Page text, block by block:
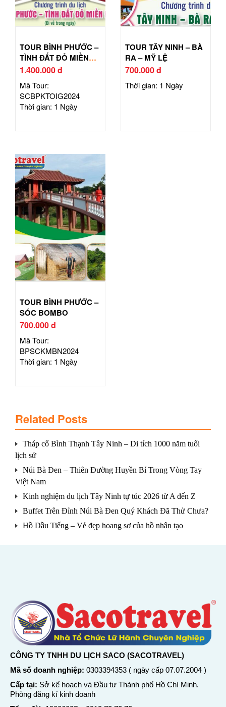
TOUR BÌNH PHƯỚC –
TÌNH ĐẤT ĐỎ MIỀN
ĐÔNG
1.400.000 đ
Mã Tour:
SCBPKTOIG2024
Thời gian: 1 Ngày
TOUR TÂY NINH – BÀ
RA – MỸ LỆ
700.000 đ
Thời gian: 1 Ngày
TOUR BÌNH PHƯỚC –
SÓC BOMBO
700.000 đ
Mã Tour:
BPSCKMBN2024
Thời gian: 1 Ngày
Related Posts
Tháp cổ Bình Thạnh Tây Ninh – Di tích 1000 năm tuổi
lịch sử
Núi Bà Đen – Thiên Đường Huyền Bí Trong Vòng Tay
Việt Nam
Kinh nghiệm du lịch Tây Ninh tự túc 2026 từ A đến Z
Buffet Trên Đỉnh Núi Bà Đen Quý Khách Đã Thử Chưa?
Hồ Dầu Tiếng – Vẻ đẹp hoang sơ của hồ nhân tạo
CÔNG TY TNHH DU LỊCH SACO (SACOTRAVEL)
Mã số doanh nghiệp: 0303394353 ( ngày cấp 07.07.2004 )
Cấp tại: Sở kế hoạch và Đầu tư Thành phố Hồ Chí Minh.
Phòng đăng kí kinh doanh